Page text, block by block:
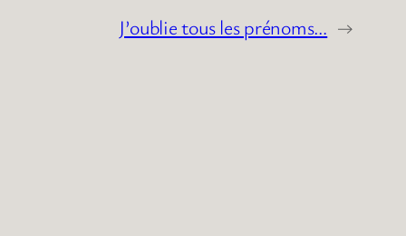
J’oublie tous les prénoms… →